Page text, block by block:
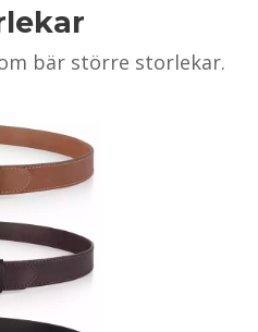
bär större storlekar.